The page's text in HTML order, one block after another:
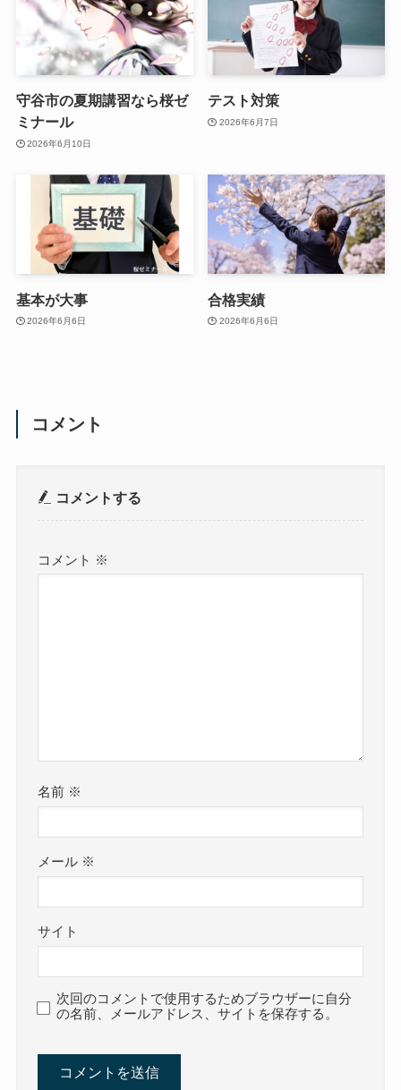
守谷市の夏期講習なら桜ゼ
ミナール
2026年6月10日
テスト対策
2026年6月7日
基本が大事
2026年6月6日
合格実績
2026年6月6日
コメント
コメントする
コメント ※
名前 ※
メール ※
サイト
次回のコメントで使用するためブラウザーに自分
の名前、メールアドレス、サイトを保存する。